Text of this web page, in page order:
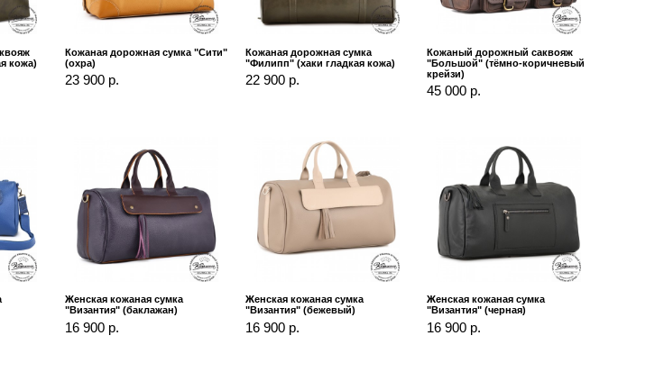
кожа)
Кожаная дорожная сумка "Сити"
(охра)
23 900 р.
Кожаная дорожная сумка
"Филипп" (хаки гладкая кожа)
22 900 р.
Кожаный дорожный саквояж
"Большой" (тёмно-коричневый
крейзи)
45 000 р.
Женская кожаная сумка
"Византия" (баклажан)
16 900 р.
Женская кожаная сумка
"Византия" (бежевый)
16 900 р.
Женская кожаная сумка
"Византия" (черная)
16 900 р.